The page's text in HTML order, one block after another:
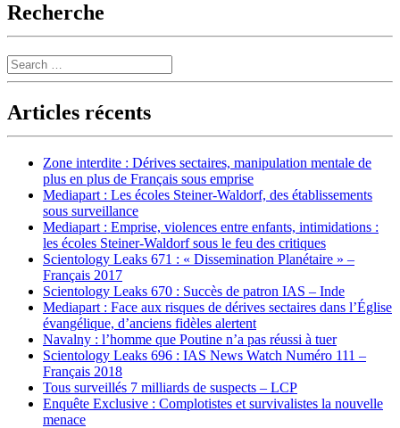
Recherche
Search
Articles récents
Zone interdite : Dérives sectaires, manipulation mentale de
plus en plus de Français sous emprise
Mediapart : Les écoles Steiner-Waldorf, des établissements
sous surveillance
Mediapart : Emprise, violences entre enfants, intimidations :
les écoles Steiner-Waldorf sous le feu des critiques
Scientology Leaks 671 : « Dissemination Planétaire » –
Français 2017
Scientology Leaks 670 : Succès de patron IAS – Inde
Mediapart : Face aux risques de dérives sectaires dans l’Église
évangélique, d’anciens fidèles alertent
Navalny : l’homme que Poutine n’a pas réussi à tuer
Scientology Leaks 696 : IAS News Watch Numéro 111 –
Français 2018
Tous surveillés 7 milliards de suspects – LCP
Enquête Exclusive : Complotistes et survivalistes la nouvelle
menace